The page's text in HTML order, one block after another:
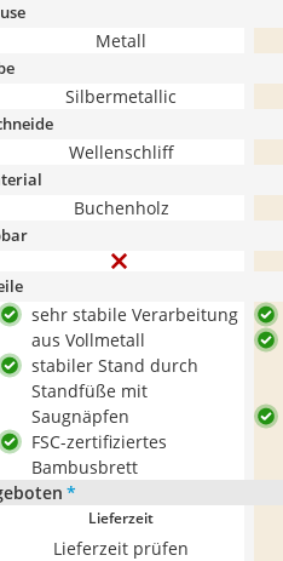
Metall
Silbermetallic
Wellenschliff
Buchenholz
sehr stabile Verarbeitung
aus Vollmetall
stabiler Stand durch
Standfüße mit
Saugnäpfen
FSC-zertifiziertes
Bambusbrett
*
Lieferzeit
Lieferzeit prüfen